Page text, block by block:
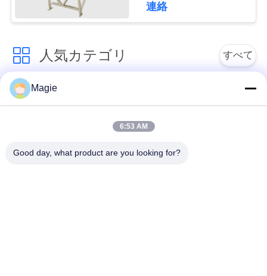
引
金
を
連絡
人気カテゴリ すべて
ビブロスクリーンマ
シン
るい
高周波スクリーン
ブラー
Magie
6:53 AM
Good day, what product are you looking for?